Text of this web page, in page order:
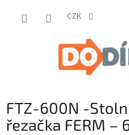
CZK
FTZ-600N -
řezačka FERM –